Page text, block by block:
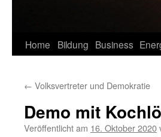
Home Bildung Business
← Volksvertreter und Demokratie
Demo mit
Veröffentlicht am 16. Oktober 2020